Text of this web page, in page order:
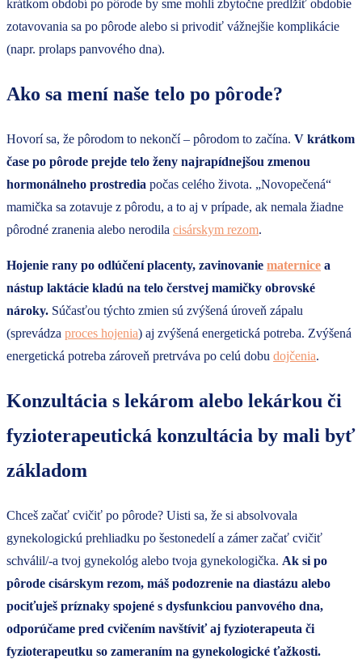
krátkom období po pôrode by sme mohli zbytočne predĺžiť obdobie
zotavovania sa po pôrode alebo si privodiť vážnejšie komplikácie
(napr. prolaps panvového dna).
Ako sa mení naše telo po pôrode?
Hovorí sa, že pôrodom to nekončí – pôrodom to začína. V krátkom
čase po pôrode prejde telo ženy najrapídnejšou zmenou
hormonálneho prostredia počas celého života. „Novopečená“
mamička sa zotavuje z pôrodu, a to aj v prípade, ak nemala žiadne
pôrodné zranenia alebo nerodila cisárskym rezom.
Hojenie rany po odlúčení placenty, zavinovanie maternice a
nástup laktácie kladú na telo čerstvej mamičky obrovské
nároky. Súčasťou týchto zmien sú zvýšená úroveň zápalu
(sprevádza proces hojenia) aj zvýšená energetická potreba. Zvýšená
energetická potreba zároveň pretrváva po celú dobu dojčenia.
Konzultácia s lekárom alebo lekárkou či
fyzioterapeutická konzultácia by mali byť
základom
Chceš začať cvičiť po pôrode? Uisti sa, že si absolvovala
gynekologickú prehliadku po šestonedelí a zámer začať cvičiť
schválil/-a tvoj gynekológ alebo tvoja gynekologička. Ak si po
pôrode cisárskym rezom, máš podozrenie na diastázu alebo
pociťuješ príznaky spojené s dysfunkciou panvového dna,
odporúčame pred cvičením navštíviť aj fyzioterapeuta či
fyzioterapeutku so zameraním na gynekologické ťažkosti.